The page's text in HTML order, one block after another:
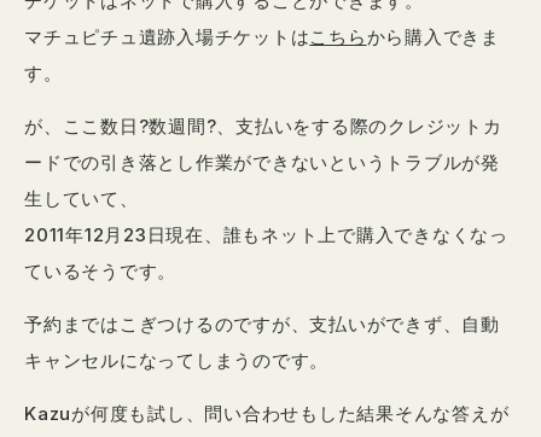
マチュピチュ遺跡入場チケットはこちらから購入できま
す。
が、ここ数日?数週間?、支払いをする際のクレジットカ
ードでの引き落とし作業ができないというトラブルが発
生していて、
2011年12月23日現在、誰もネット上で購入できなくなっ
ているそうです。
予約まではこぎつけるのですが、支払いができず、自動
キャンセルになってしまうのです。
Kazuが何度も試し、問い合わせもした結果そんな答えが